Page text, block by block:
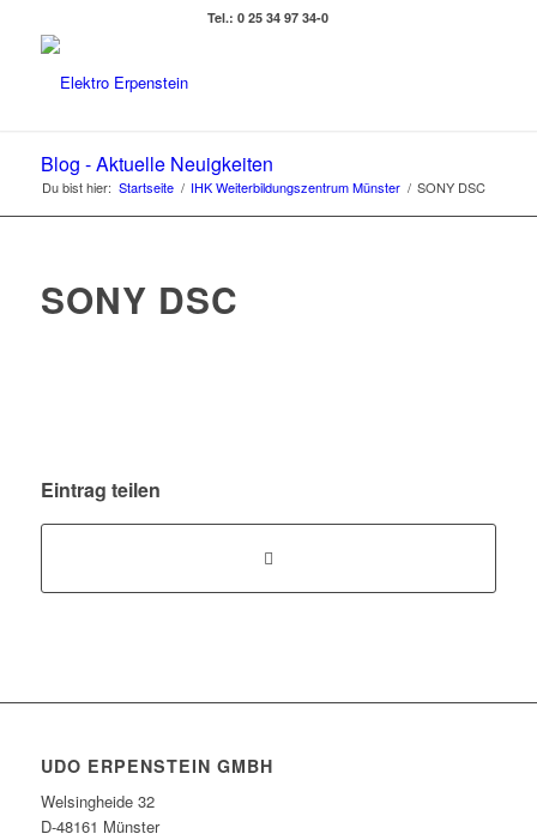
Tel.: 0 25 34 97 34-0
Blog - Aktuelle Neuigkeiten
Du bist hier: Startseite / IHK Weiterbildungszentrum Münster / SONY DSC
SONY DSC
Eintrag teilen
UDO ERPENSTEIN GMBH
Welsingheide 32
D-48161 Münster